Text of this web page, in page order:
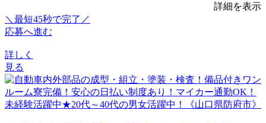
詳細を表示
＼最短45秒で完了／
応募へ進む
詳しく
見る